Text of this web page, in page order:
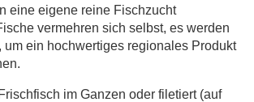
eine eigene reine Fischzucht
vermehren sich selbst, es werden
um ein hochwertiges regionales Produkt
im Ganzen oder filetiert (auf